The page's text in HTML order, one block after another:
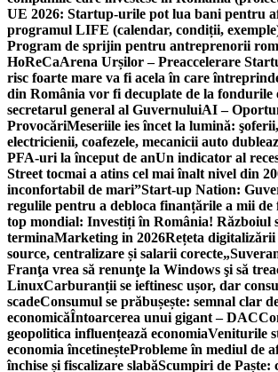
UE 2026: Startup-urile pot lua bani pentru
programul LIFE (calendar, condiții,
Program de sprijin pentru antreprenorii
HoReCaArena Urșilor – Preaccelerare
risc foarte mare va fi acela în care
din România vor fi decuplate de la fondurile
secretarul general al GuvernuluiAI –
ProvocăriMeseriile ies încet la lumină:
electricienii, coafezele, mecanicii auto
PFA-uri la început de anUn indicator al
Street tocmai a atins cel mai înalt nivel din
inconfortabil de mari”Start-up Nation:
regulile pentru a debloca finanțările a mii de
top mondial: Investiți în România! Războiul
terminaMarketing in 2026Rețeta digitalizării
source, centralizare și salarii corecte
Franţa vrea să renunţe la Windows şi să
LinuxCarburanții se ieftinesc ușor, dar
scadeConsumul se prăbușește: semnal clar
economicăÎntoarcerea unui gigant – DAC
geopolitica influențează economiaVeniturile
economia încetineșteProbleme în mediul de
închise și fiscalizare slabăScumpiri de Paște: